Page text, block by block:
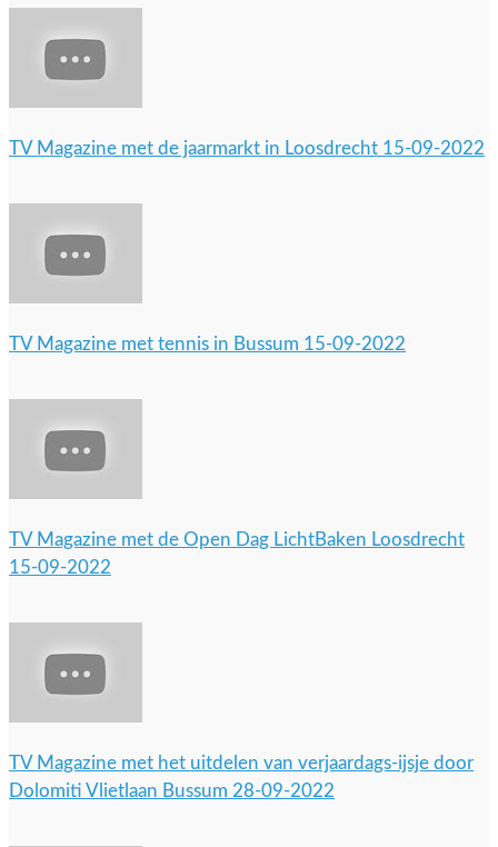
TV Magazine met de jaarmarkt in Loosdrecht 15-09-2022
TV Magazine met tennis in Bussum 15-09-2022
TV Magazine met de Open Dag LichtBaken Loosdrecht
15-09-2022
TV Magazine met het uitdelen van verjaardags-ijsje door
Dolomiti Vlietlaan Bussum 28-09-2022